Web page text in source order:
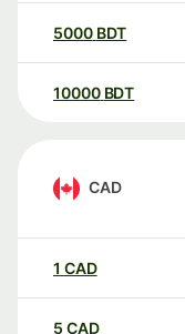
5000 BDT
10000 BDT
CAD
1 CAD
5 CAD